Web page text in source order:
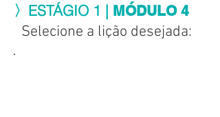
〉ESTÁGIO 1 | MÓDULO 4
Selecione a lição desejada: